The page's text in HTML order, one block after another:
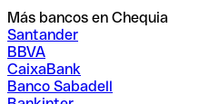
Más bancos en Chequia
Santander
BBVA
CaixaBank
Banco Sabadell